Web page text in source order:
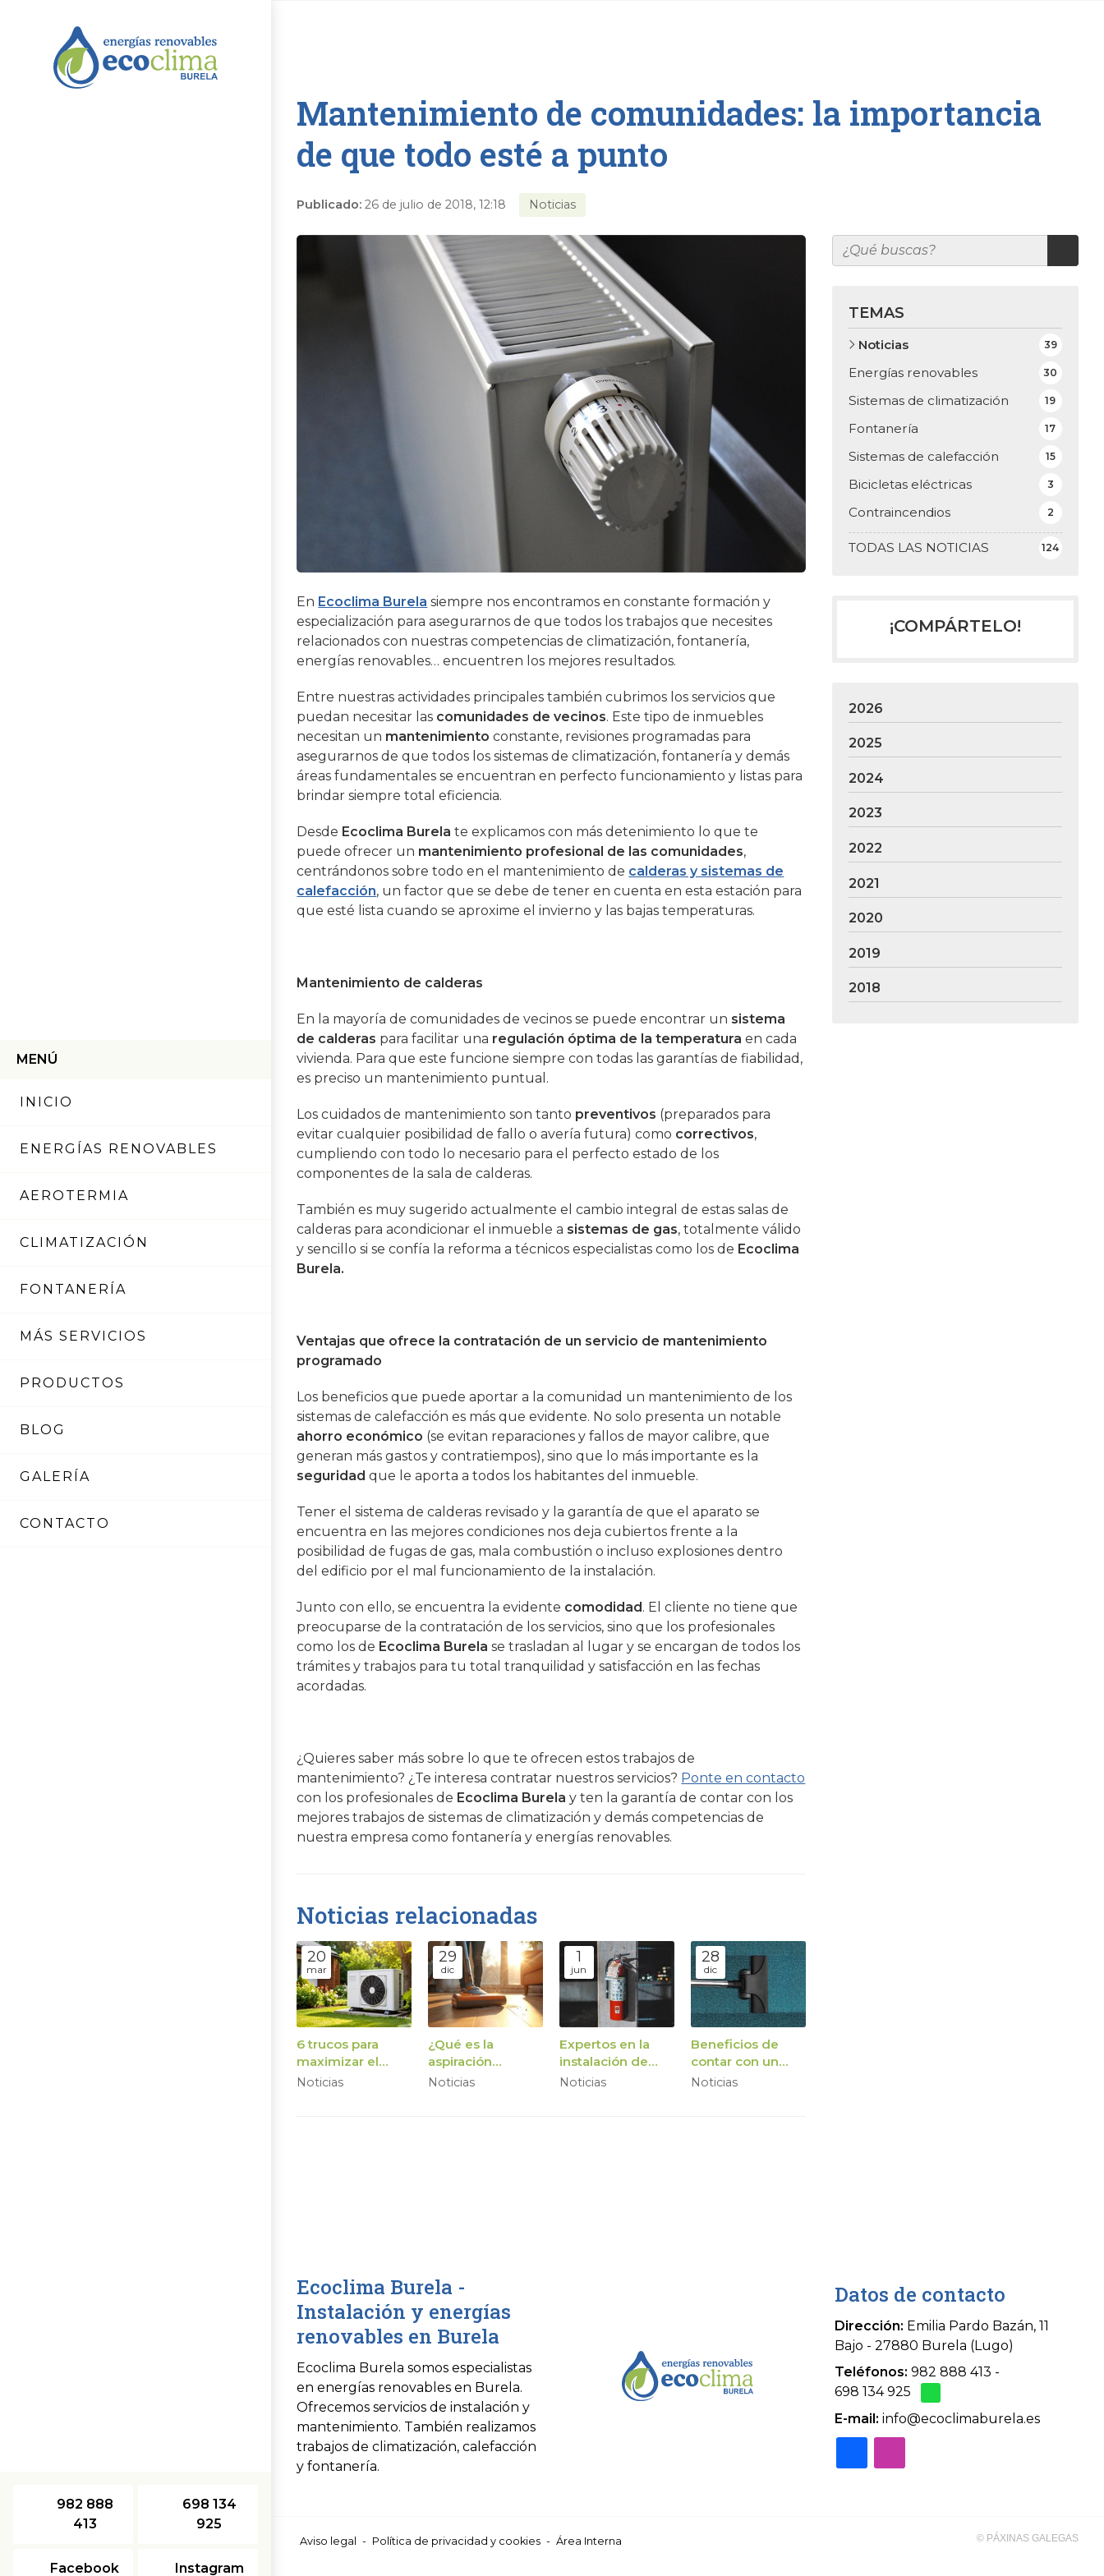
MENÚ
INICIO
ENERGÍAS RENOVABLES
AEROTERMIA
CLIMATIZACIÓN
FONTANERÍA
MÁS SERVICIOS
PRODUCTOS
BLOG
GALERÍA
CONTACTO
982 888
413
698 134
925
Facebook Instagram
Mantenimiento de comunidades: la importancia
de que todo esté a punto
Publicado: 26 de julio de 2018, 12:18 Noticias
TEMAS
TODAS LAS NOTICIAS 124
Noticias 39
Energías renovables 30
Sistemas de climatización 19
Fontanería 17
Sistemas de calefacción 15
Bicicletas eléctricas 3
Contraincendios 2
En Ecoclima Burela siempre nos encontramos en constante formación y
especialización para asegurarnos de que todos los trabajos que necesites
relacionados con nuestras competencias de climatización, fontanería,
energías renovables… encuentren los mejores resultados.
Entre nuestras actividades principales también cubrimos los servicios que
puedan necesitar las comunidades de vecinos. Este tipo de inmuebles
necesitan un mantenimiento constante, revisiones programadas para
asegurarnos de que todos los sistemas de climatización, fontanería y demás
áreas fundamentales se encuentran en perfecto funcionamiento y listas para
brindar siempre total eficiencia.
Desde Ecoclima Burela te explicamos con más detenimiento lo que te
puede ofrecer un mantenimiento profesional de las comunidades,
centrándonos sobre todo en el mantenimiento de calderas y sistemas de
calefacción, un factor que se debe de tener en cuenta en esta estación para
que esté lista cuando se aproxime el invierno y las bajas temperaturas.
Mantenimiento de calderas
En la mayoría de comunidades de vecinos se puede encontrar un sistema
de calderas para facilitar una regulación óptima de la temperatura en cada
vivienda. Para que este funcione siempre con todas las garantías de fiabilidad,
es preciso un mantenimiento puntual.
Los cuidados de mantenimiento son tanto preventivos (preparados para
evitar cualquier posibilidad de fallo o avería futura) como correctivos,
cumpliendo con todo lo necesario para el perfecto estado de los
componentes de la sala de calderas.
También es muy sugerido actualmente el cambio integral de estas salas de
calderas para acondicionar el inmueble a sistemas de gas, totalmente válido
y sencillo si se confía la reforma a técnicos especialistas como los de Ecoclima
Burela.
Ventajas que ofrece la contratación de un servicio de mantenimiento
programado
Los beneficios que puede aportar a la comunidad un mantenimiento de los
sistemas de calefacción es más que evidente. No solo presenta un notable
ahorro económico (se evitan reparaciones y fallos de mayor calibre, que
generan más gastos y contratiempos), sino que lo más importante es la
seguridad que le aporta a todos los habitantes del inmueble.
Tener el sistema de calderas revisado y la garantía de que el aparato se
encuentra en las mejores condiciones nos deja cubiertos frente a la
posibilidad de fugas de gas, mala combustión o incluso explosiones dentro
del edificio por el mal funcionamiento de la instalación.
Junto con ello, se encuentra la evidente comodidad . El cliente no tiene que
preocuparse de la contratación de los servicios, sino que los profesionales
como los de Ecoclima Burela se trasladan al lugar y se encargan de todos los
trámites y trabajos para tu total tranquilidad y satisfacción en las fechas
acordadas.
¿Quieres saber más sobre lo que te ofrecen estos trabajos de
mantenimiento? ¿Te interesa contratar nuestros servicios? Ponte en contacto
con los profesionales de Ecoclima Burela y ten la garantía de contar con los
mejores trabajos de sistemas de climatización y demás competencias de
nuestra empresa como fontanería y energías renovables.
Noticias relacionadas
20
mar
6 trucos para
maximizar el
rendimiento de
Noticias
29
dic
¿Qué es la
aspiración
centralizada?
Noticias
1
jun
Expertos en la
instalación de
sistemas
Noticias
28
dic
Beneficios de
contar con un
sistema de
Noticias
¡COMPÁRTELO!
2026
2025
2024
2023
2022
2021
2020
2019
2018
Ecoclima Burela -
Instalación y energías
renovables en Burela
Ecoclima Burela somos especialistas
en energías renovables en Burela.
Ofrecemos servicios de instalación y
mantenimiento. También realizamos
trabajos de climatización, calefacción
y fontanería.
Datos de contacto
Dirección: Emilia Pardo Bazán, 11
Bajo - 27880 Burela (Lugo)
Teléfonos: 982 888 413 -
698 134 925
E-mail: info@ecoclimaburela.es
Aviso legal - Política de privacidad y cookies - Área Interna © PÁXINAS GALEGAS